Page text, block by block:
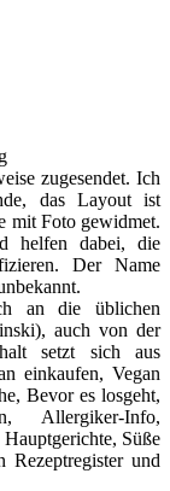
zugesendet. Ich
das Layout ist
mit Foto gewidmet.
helfen dabei, die
Der Name
an die üblichen
auch von der
setzt sich aus
einkaufen, Vegan
Bevor es losgeht,
Allergiker-Info,
Süße
Rezeptregister und